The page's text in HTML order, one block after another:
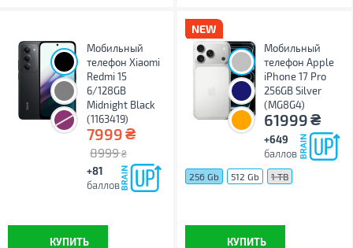
Мобильный
телефон Xiaomi
Redmi 15
6/128GB
Midnight Black
(1163419)
7999₴
8999 ₴
+81
баллов
КУПИТЬ
Мобильный
телефон Apple
iPhone 17 Pro
256GB Silver
(MG8G4)
61999₴
+649
баллов
256 Gb 512 Gb 1 TB
КУПИТЬ